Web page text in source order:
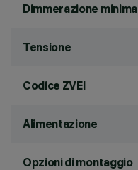
Dimmerazione minima
Tensione
Codice ZVEI
Alimentazione
Opzioni di montaggio